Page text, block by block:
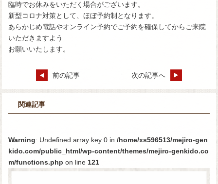
臨時でお休みをいただく場合がございます。
新型コロナ対策として、ほぼ予約制となります。
あらかじめ電話やオンライン予約でご予約を確保してからご来院
いただきますよう
お願いいたします。
前の記事 次の記事へ
関連記事
Warning: Undefined array key 0 in /home/xs596513/mejiro-gen
kido.com/public_html/wp-content/themes/mejiro-genkido.co
m/functions.php on line 121